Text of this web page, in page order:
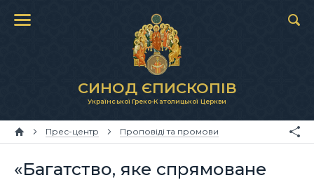
СИНОД ЄПИСКОПІВ
Української Греко-Католицької Церкви
Прес-центр Проповіді та промови
«Багатство, яке спрямоване